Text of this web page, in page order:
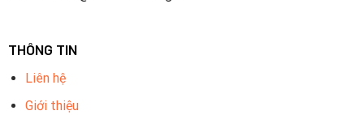
THÔNG TIN
Liên hệ
Giới thiệu